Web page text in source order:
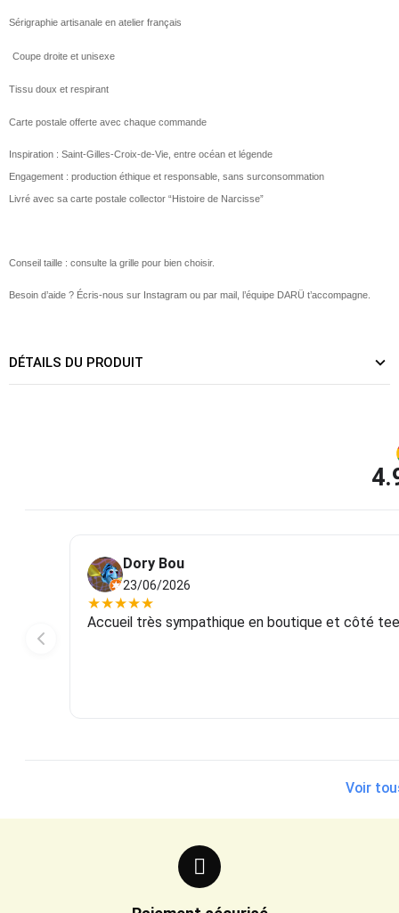
Sérigraphie artisanale en atelier français
Coupe droite et unisexe
Tissu doux et respirant
Carte postale offerte avec chaque commande
Inspiration : Saint-Gilles-Croix-de-Vie, entre océan et légende
Engagement : production éthique et responsable, sans surconsommation
Livré avec sa carte postale collector “Histoire de Narcisse”
Conseil taille : consulte la grille pour bien choisir.
Besoin d’aide ? Écris-nous sur Instagram ou par mail, l’équipe DARÜ t’accompagne.
DÉTAILS DU PRODUIT
Dory Bou
23/06/2026
★★★★★
Accueil très sympathique en boutique et côté
Voir